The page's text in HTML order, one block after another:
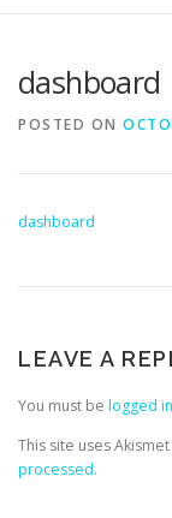
dashboard
POSTED ON
dashboard
LEAVE A
You must be logged in
This site uses
processed.